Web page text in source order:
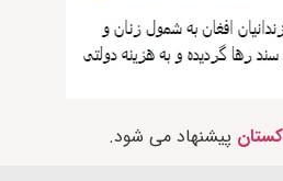
پیشنهاد می شود.